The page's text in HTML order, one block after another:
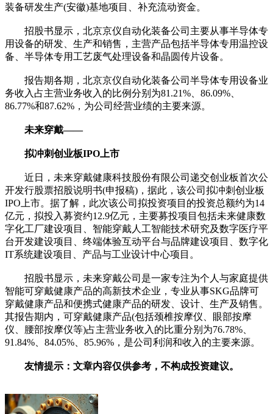
装备研发生产(安徽)基地项目、补充流动资金。
招股书显示，北京京仪自动化装备公司主要从事半导体专
用设备的研发、生产和销售，主营产品包括半导体专用温控设
备、半导体专用工艺废气处理设备和晶圆传片设备。
报告期各期，北京京仪自动化装备公司半导体专用设备业
务收入占主营业务收入的比例分别为81.21%、86.09%、
86.77%和87.62%，为公司经营业绩的主要来源。
未来穿戴——
拟冲刺创业板IPO上市
近日，未来穿戴健康科技股份有限公司递交创业板首次公
开发行股票招股说明书(申报稿)，据此，该公司拟冲刺创业板
IPO上市。据了解，此次该公司拟投资项目的投资总额约为14
亿元，拟投入募资约12.9亿元，主要募投项目包括未来健康数
字化工厂建设项目、智能穿戴人工智能技术研究及数字医疗平
台开发建设项目、终端体验互动平台与品牌建设项目、数字化
IT系统建设项目、产品与工业设计中心项目。
招股书显示，未来穿戴公司是一家专注为个人与家庭提供
智能可穿戴健康产品的高新技术企业，专业从事SKG品牌可
穿戴健康产品和便携式健康产品的研发、设计、生产及销售。
其报告期内，可穿戴健康产品(包括颈椎按摩仪、眼部按摩
仪、腰部按摩仪等)占主营业务收入的比重分别为76.78%、
91.84%、84.05%、85.96%，是公司利润和收入的主要来源。
友情提示：文章内容仅供参考，不构成投资建议。